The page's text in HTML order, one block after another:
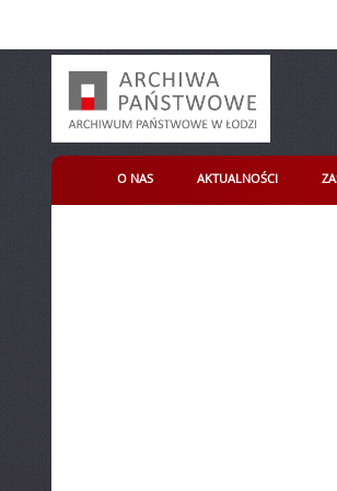
Menu główne
O NAS AKTUALNOŚCI